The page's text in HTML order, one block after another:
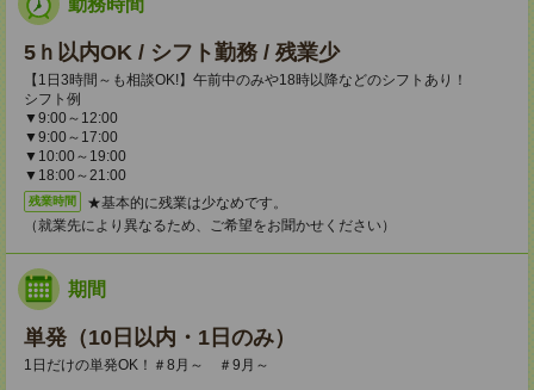
勤務時間
5ｈ以内OK / シフト勤務 / 残業少
【1日3時間～も相談OK!】午前中のみや18時以降などのシフトあり！
シフト例
▼9:00～12:00
▼9:00～17:00
▼10:00～19:00
▼18:00～21:00
残業時間
★基本的に残業は少なめです。
（就業先により異なるため、ご希望をお聞かせください）
期間
単発（10日以内・1日のみ）
1日だけの単発OK！＃8月～ ＃9月～